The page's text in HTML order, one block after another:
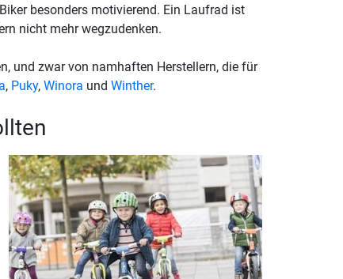
besonders motivierend. Ein Laufrad ist
nicht mehr wegzudenken.
und zwar von namhaften Herstellern, die für
, Puky, Winora und Winther.